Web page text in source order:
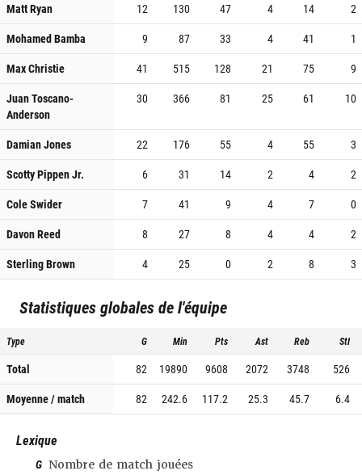
Matt Ryan
12 130 47 4 14
2
Mohamed Bamba
9 87 33 4 41
1
Max Christie
41 515 128 21 75
9
Juan Toscano-
Anderson
30 366 81 25 61 10
Damian Jones 22 176 55 4 55
3
Scotty Pippen Jr.
6 31 14 2 4
2
Cole Swider
7 41 9 4 7
0
Davon Reed
8 27 8 4 4
2
Sterling Brown
4 25 0 2 8 3
Statistiques globales de l'équipe
Type G Min Pts Ast Reb Stl
Total 82 19890 9608 2072 3748
526
Moyenne / match
82 242.6 117.2 25.3 45.7 6.4
Lexique
G Nombre de match jouées